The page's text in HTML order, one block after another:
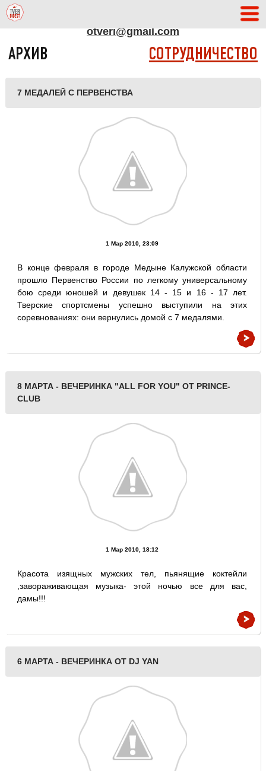
otveri@gmail.com
АРХИВ СОТРУДНИЧЕСТВО
7 МЕДАЛЕЙ С ПЕРВЕНСТВА
1 Мар 2010, 23:09
В конце февраля в городе Медыне Калужской области
прошло Первенство России по легкому универсальному
бою среди юношей и девушек 14 - 15 и 16 - 17 лет.
Тверские спортсмены успешно выступили на этих
соревнованиях: они вернулись домой с 7 медалями.
8 МАРТА - ВЕЧЕРИНКА "ALL FOR YOU" ОТ PRINCE-
CLUB
1 Мар 2010, 18:12
Красота изящных мужских тел, пьянящие коктейли
,завораживающая музыка- этой ночью все для вас,
дамы!!!
6 МАРТА - ВЕЧЕРИНКА ОТ DJ YAN